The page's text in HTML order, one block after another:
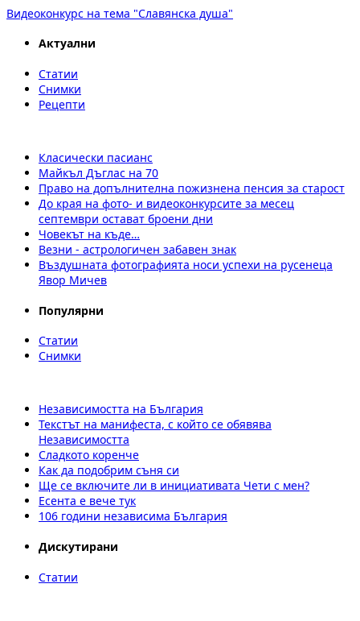
Видеоконкурс на тема "Славянска душа"
Актуални
Статии
Снимки
Рецепти
Класически пасианс
Майкъл Дъглас на 70
Право на допълнителна пожизнена пенсия за старост
До края на фото- и видеоконкурсите за месец
септември остават броени дни
Човекът на къде…
Везни - астрологичен забавен знак
Въздушната фотографията носи успехи на русенеца
Явор Мичев
Популярни
Статии
Снимки
Независимостта на България
Текстът на манифеста, с който се обявява
Независимостта
Сладкото коренче
Как да подобрим съня си
Ще се включите ли в инициативата Чети с мен?
Есента е вече тук
106 години независима България
Дискутирани
Статии